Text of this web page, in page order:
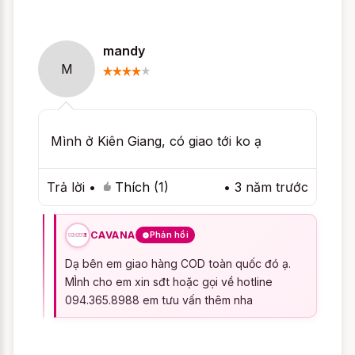
Rất tiếc, sản phẩm
cảm Thỏ Đen Bunny
một màunên bạn không thể lựa chọn màu
nghiệm không mong muốn này.
Cách chọn size Đồ ngủ
Cosplay gợi cảm Thỏ Đen
Bunny
Làm thế nào để chọn Đồ ngủ cosplay Thỏ
như Đồ ngủ Cosplay gợi cảm Thỏ Đen
M
mandy
Mình ở Kiên Giang, có giao tới ko ạ
Trả lời • Thích (1) • 3 năm trước
CAVANA Phản hồi
Dạ bên em giao hàng COD toàn quốc đó ạ.
MÌnh cho em xin sđt hoặc gọi về hotline
094.365.8988 em tưu vấn thêm nha